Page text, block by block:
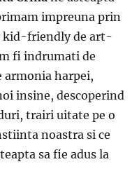
impreuna prin
kid-friendly de art-
fi indrumati de
harpei,
insine, descoperind
trairi uitate pe o
noastra si ce
sa fie adus la